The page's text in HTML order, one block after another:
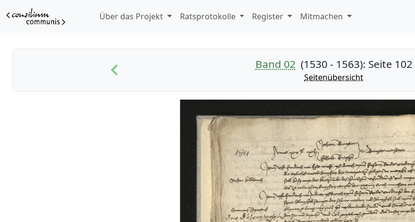
Über das Projekt Ratsprotokolle Register Mitmachen
Band 02 (1530 - 1563): Seite 102
Seitenübersicht